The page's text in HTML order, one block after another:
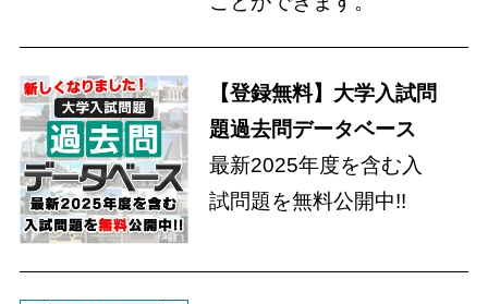
【登録無料】大学入試問
題過去問データベース
最新2025年度を含む入
試問題を無料公開中!!